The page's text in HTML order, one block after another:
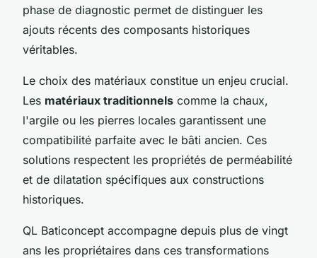
phase de diagnostic permet de distinguer les
ajouts récents des composants historiques
véritables.
Le choix des matériaux constitue un enjeu crucial.
Les matériaux traditionnels comme la chaux,
l'argile ou les pierres locales garantissent une
compatibilité parfaite avec le bâti ancien. Ces
solutions respectent les propriétés de perméabilité
et de dilatation spécifiques aux constructions
historiques.
QL Baticoncept accompagne depuis plus de vingt
ans les propriétaires dans ces transformations